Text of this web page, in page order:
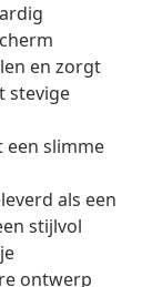
en zorgt
stevige
slimme
als een
stijlvol
ontwerp